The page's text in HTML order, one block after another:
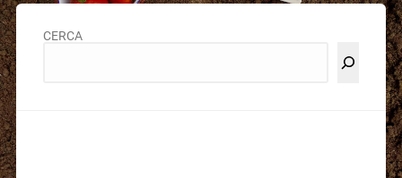
CERCA